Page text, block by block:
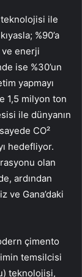
ile
%90’a
enerji
ise %30’un
yapmayı
1,5 milyon ton
ile dünyanın
CO²
hedefliyor.
olan
ardından
ve Gana’daki
çimento
temsilcisi
teknolojisi,